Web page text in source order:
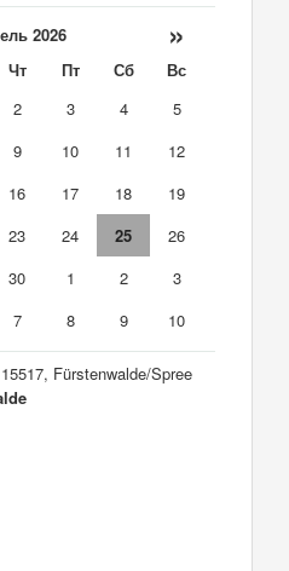
2026 »
Чт Пт Сб
Вс
2 3 4
5
9 10 11
12
16 17 18
19
23 24 25
26
30 1 2
3
7 8 9 10
Fürstenwalde/Spree